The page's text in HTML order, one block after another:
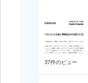
37件のビュー